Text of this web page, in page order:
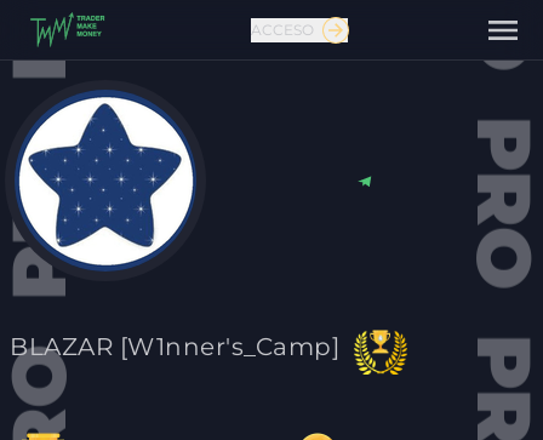
Contáctanos
ACCESO
BLAZAR [W1nner's_Camp]